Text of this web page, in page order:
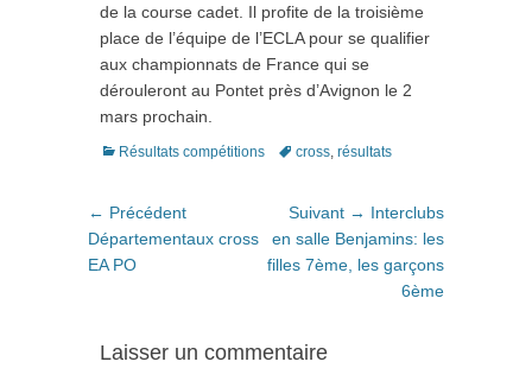
de la course cadet. Il profite de la troisième
place de l’équipe de l’ECLA pour se qualifier
aux championnats de France qui se
dérouleront au Pontet près d’Avignon le 2
mars prochain.
Catégories
Résultats compétitions Tagscross, résultats
Navigation
de
l’article
← PrécédentArticle
précédent
Départementaux cross
EA PO
Suivant → Article
suivant
:
Interclubs
en salle Benjamins: les
filles 7ème, les garçons
6ème
Laisser un commentaire